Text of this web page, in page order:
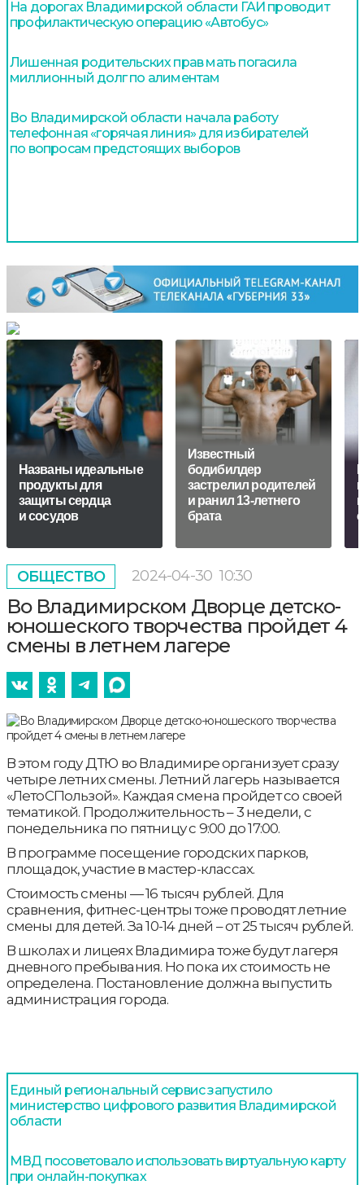
На дорогах Владимирской области ГАИ проводит
профилактическую операцию «Автобус»
Лишенная родительских прав мать погасила
миллионный долг по алиментам
Во Владимирской области начала работу
телефонная «горячая линия» для избирателей
по вопросам предстоящих выборов
Названы идеальные
продукты для
защиты сердца
и сосудов
Известный
бодибилдер
застрелил родителей
и ранил 13-летнего
брата
ОБЩЕСТВО 2024-04-30 10:30
Во Владимирском Дворце детско-
юношеского творчества пройдет 4
смены в летнем лагере
В этом году ДТЮ во Владимире организует сразу
четыре летних смены. Летний лагерь называется
«ЛетоСПользой». Каждая смена пройдет со своей
тематикой. Продолжительность – 3 недели, с
понедельника по пятницу с 9:00 до 17:00.
В программе посещение городских парков,
площадок, участие в мастер-классах.
Стоимость смены — 16 тысяч рублей. Для
сравнения, фитнес-центры тоже проводят летние
смены для детей. За 10-14 дней – от 25 тысяч рублей.
В школах и лицеях Владимира тоже будут лагеря
дневного пребывания. Но пока их стоимость не
определена. Постановление должна выпустить
администрация города.
Единый региональный сервис запустило
министерство цифрового развития Владимирской
области
МВД посоветовало использовать виртуальную карту
при онлайн-покупках